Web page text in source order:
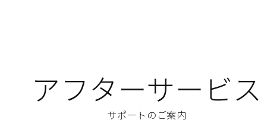
アフターサービス
サポートのご案内